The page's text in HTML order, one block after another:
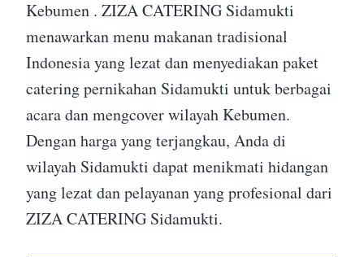
Kebumen . ZIZA CATERING Sidamukti
menawarkan menu makanan tradisional
Indonesia yang lezat dan menyediakan paket
catering pernikahan Sidamukti untuk berbagai
acara dan mengcover wilayah Kebumen.
Dengan harga yang terjangkau, Anda di
wilayah Sidamukti dapat menikmati hidangan
yang lezat dan pelayanan yang profesional dari
ZIZA CATERING Sidamukti.